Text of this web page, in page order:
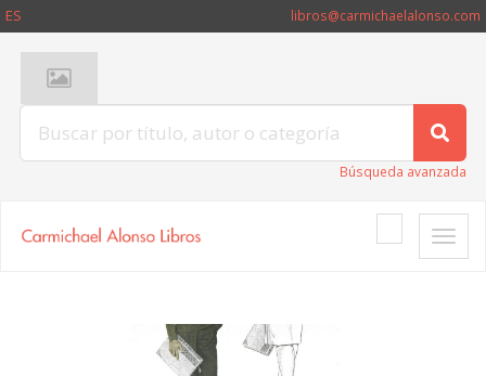
ES libros@carmichaelalonso.com
Búsqueda avanzada
Toggle